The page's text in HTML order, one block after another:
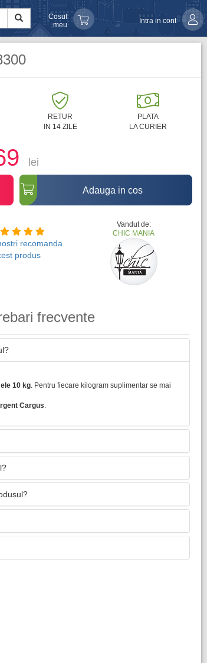
Cosul
meu
Intra in cont
RETUR
IN 14 ZILE
PLATA
LA CURIER
lei
Adauga in cos
recomanda
produs
Vandut de:
CHIC MANIA
frecvente
10 kg. Pentru fiecare kilogram suplimentar se mai
Cargus.